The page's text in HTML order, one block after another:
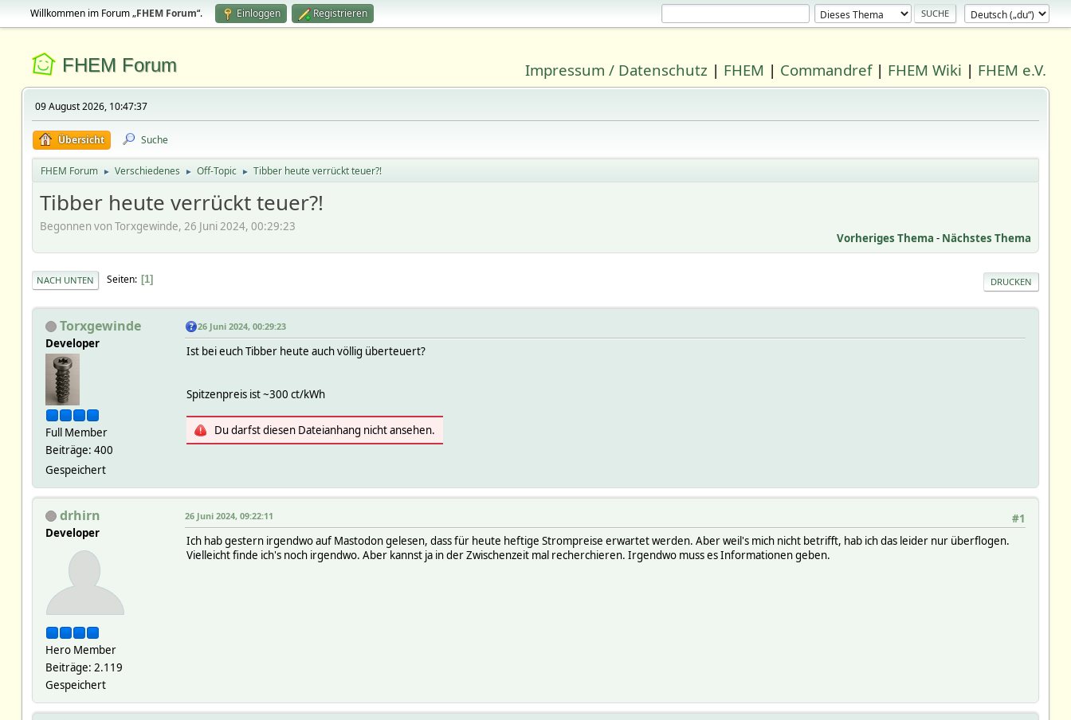
Willkommen im Forum „FHEM Forum“. Einloggen Registrieren
FHEM Forum Impressum / Datenschutz | FHEM | Commandref| FHEM Wiki | FHEM e.V.
09 August 2026, 10:47:37
Übersicht Suche
FHEM Forum ► Verschiedenes ► Off-Topic ► Tibber heute verrückt teuer?!
Tibber heute verrückt teuer?!
Begonnen von Torxgewinde, 26 Juni 2024, 00:29:23
Vorheriges Thema - Nächstes Thema
DRUCKEN
NACH UNTEN Seiten 1
Torxgewinde
Developer
Full Member
Beiträge: 400
Gespeichert
26 Juni 2024, 00:29:23
Ist bei euch Tibber heute auch völlig überteuert?
Spitzenpreis ist ~300 ct/kWh
Du darfst diesen Dateianhang nicht ansehen.
drhirn
Developer
Hero Member
Beiträge: 2.119
Gespeichert
#1
26 Juni 2024, 09:22:11
Ich hab gestern irgendwo auf Mastodon gelesen, dass für heute heftige Strompreise erwartet werden. Aber weil's mich nicht betrifft, hab ich das leider nur überflogen.
Vielleicht finde ich's noch irgendwo. Aber kannst ja in der Zwischenzeit mal recherchieren. Irgendwo muss es Informationen geben.